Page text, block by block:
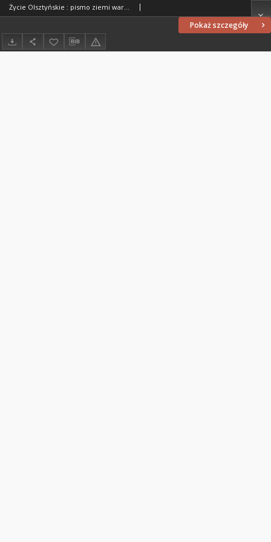
Pokaż szczegóły
Życie Olsztyńskie : pismo ziemi warmińsko-mazurskiej, 1954, nr 224